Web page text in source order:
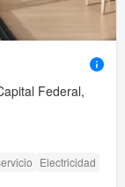
Federal,
Electricidad